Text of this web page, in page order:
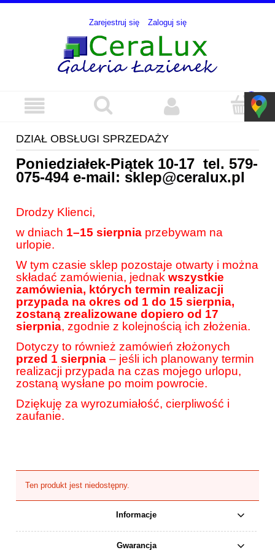
Zarejestruj się Zaloguj się
DZIAŁ OBSŁUGI SPRZEDAŻY
Poniedziałek-Piątek 10-17 tel. 579-
075-494e-mail: sklep@ceralux.pl
Drodzy Klienci,
w dniach 1–15 sierpnia przebywam na
urlopie.
W tym czasie sklep pozostaje otwarty i można
składać zamówienia, jednak wszystkie
zamówienia, których termin realizacji
przypada na okres od 1 do 15 sierpnia,
zostaną zrealizowane dopiero od 17
sierpnia, zgodnie z kolejnością ich złożenia.
Dotyczy to również zamówień złożonych
przed 1 sierpnia – jeśli ich planowany termin
realizacji przypada na czas mojego urlopu,
zostaną wysłane po moim powrocie.
Dziękuję za wyrozumiałość, cierpliwość i
zaufanie.
Ten produkt jest niedostępny.
Informacje
Gwarancja